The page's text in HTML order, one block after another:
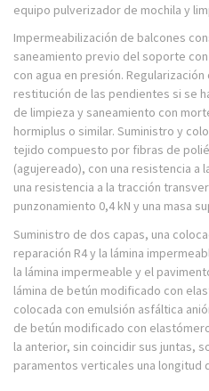
equipo pulverizador de mochila y
Impermeabilización de balcones
saneamiento previo del soporte
con agua en presión.
restitución de las pendientes si se
de limpieza y saneamiento con
hormiplus o similar. Suministro y
tejido compuesto por fibras de
(agujereado), con una resistencia a
una resistencia a la tracción
punzonamiento 0,4 kN y una masa
Suministro de dos capas, una
reparación R4 y la lámina
la lámina impermeable y el
lámina de betún modificado con
colocada con emulsión asfáltica
de betún modificado con elastómero
la anterior, sin coincidir sus juntas,
paramentos verticales una longitud